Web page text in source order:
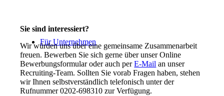
Für Unternehmen
Sie sind interessiert?
Wir würden uns über eine gemeinsame Zusammenarbeit
freuen. Bewerben Sie sich gerne über unser Online
Bewerbungsformular oder auch perE-Mail an unser
Recruiting-Team. Sollten Sie vorab Fragen haben, stehen
wir Ihnen selbstverständlich telefonisch unter der
Rufnummer 0202-698310 zur Verfügung.